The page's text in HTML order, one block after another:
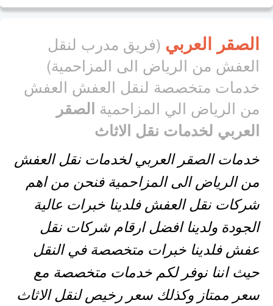
الصقر العربي (فريق مدرب لنقل
العفش من الرياض الى المزاحمية)
خدمات متخصصة لنقل العفش العفش
من الرياض الي المزاحميةالصقر
العربي لخدمات نقل الاثاث
خدمات الصقر العربي لخدمات نقل العفش
من الرياض الى المزاحمية فنحن من اهم
شركات نقل العفش فلدينا خبرات عالية
الجودة ولدينا افضل ارقام شركات نقل
عفش فلدينا خبرات متخصصة في النقل
حيث اننا نوفر لكم خدمات متخصصة مع
سعر ممتاز وكذلك سعر رخيص لنقل الاثاث